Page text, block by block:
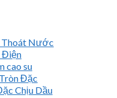
Thoát Nước
Điện
cao su
Đặc
Chịu Dầu